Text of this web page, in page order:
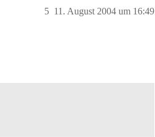
11. August 2004 um 16:49
5